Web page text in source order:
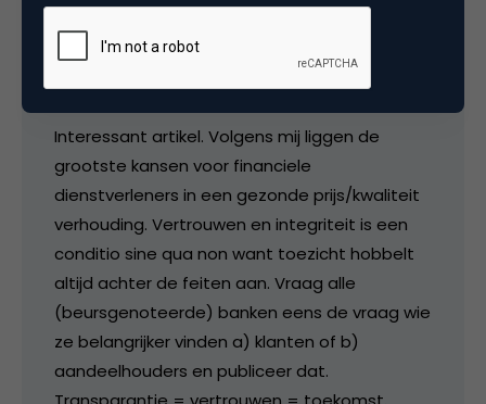
Interessant artikel. Volgens mij liggen de
grootste kansen voor financiele
dienstverleners in een gezonde prijs/kwaliteit
verhouding. Vertrouwen en integriteit is een
conditio sine qua non want toezicht hobbelt
altijd achter de feiten aan. Vraag alle
(beursgenoteerde) banken eens de vraag wie
ze belangrijker vinden a) klanten of b)
aandeelhouders en publiceer dat.